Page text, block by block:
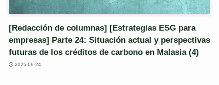
[Redacción de columnas] [Estrategias ESG para
empresas] Parte 24: Situación actual y perspectivas
futuras de los créditos de carbono en Malasia (4)
2025-09-24